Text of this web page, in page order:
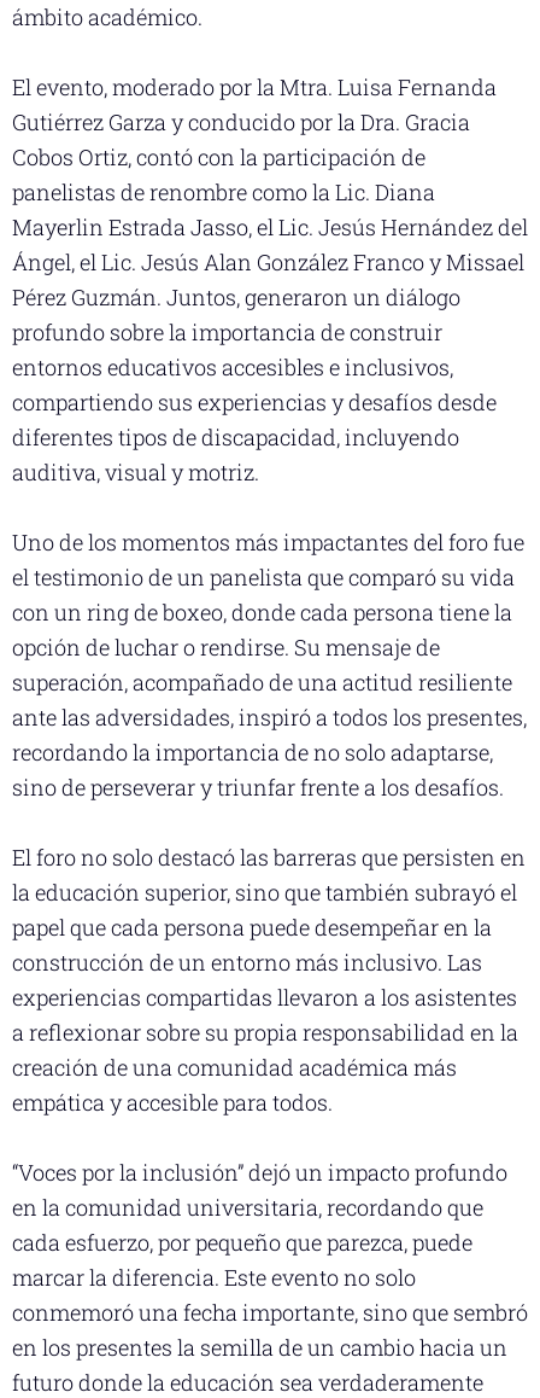
ámbito académico.
El evento, moderado por la Mtra. Luisa Fernanda
Gutiérrez Garza y conducido por la Dra. Gracia
Cobos Ortiz, contó con la participación de
panelistas de renombre como la Lic. Diana
Mayerlin Estrada Jasso, el Lic. Jesús Hernández del
Ángel, el Lic. Jesús Alan González Franco y Missael
Pérez Guzmán. Juntos, generaron un diálogo
profundo sobre la importancia de construir
entornos educativos accesibles e inclusivos,
compartiendo sus experiencias y desafíos desde
diferentes tipos de discapacidad, incluyendo
auditiva, visual y motriz.
Uno de los momentos más impactantes del foro fue
el testimonio de un panelista que comparó su vida
con un ring de boxeo, donde cada persona tiene la
opción de luchar o rendirse. Su mensaje de
superación, acompañado de una actitud resiliente
ante las adversidades, inspiró a todos los presentes,
recordando la importancia de no solo adaptarse,
sino de perseverar y triunfar frente a los desafíos.
El foro no solo destacó las barreras que persisten en
la educación superior, sino que también subrayó el
papel que cada persona puede desempeñar en la
construcción de un entorno más inclusivo. Las
experiencias compartidas llevaron a los asistentes
a reflexionar sobre su propia responsabilidad en la
creación de una comunidad académica más
empática y accesible para todos.
“Voces por la inclusión” dejó un impacto profundo
en la comunidad universitaria, recordando que
cada esfuerzo, por pequeño que parezca, puede
marcar la diferencia. Este evento no solo
conmemoró una fecha importante, sino que sembró
en los presentes la semilla de un cambio hacia un
futuro donde la educación sea verdaderamente